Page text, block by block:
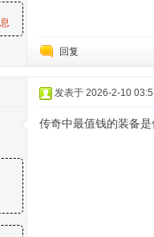
回复
发表于 2026-2-10
传奇中最值钱的装备